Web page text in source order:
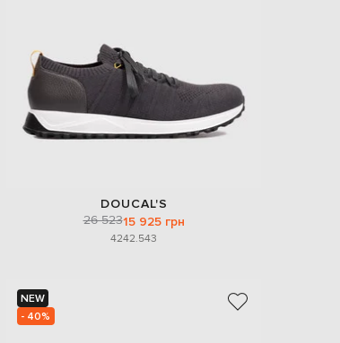
DOUCAL'S
26 52315 925 грн
4242.543
NEW
- 40%